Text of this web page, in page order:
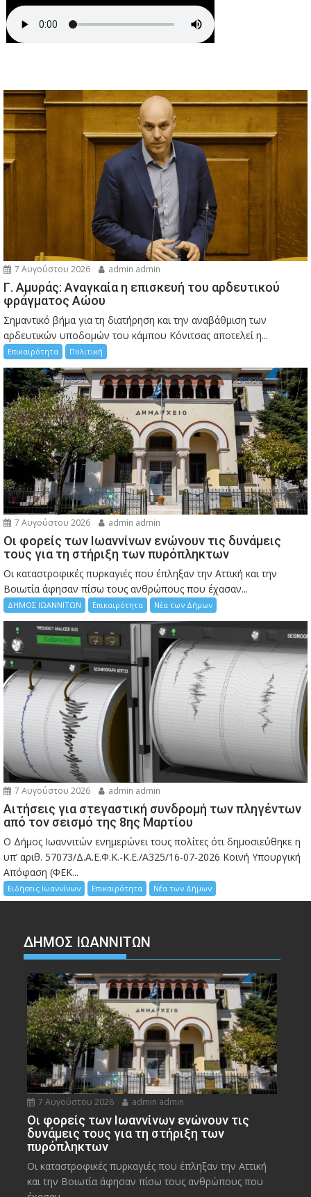
7 Αυγούστου 2026 admin admin
Γ. Αμυράς: Αναγκαία η επισκευή του αρδευτικού
φράγματος Αώου
Σημαντικό βήμα για τη διατήρηση και την αναβάθμιση των
αρδευτικών υποδομών του κάμπου Κόνιτσας αποτελεί η...
Επικαιρότητα Πολιτική
7 Αυγούστου 2026 admin admin
Οι φορείς των Ιωαννίνων ενώνουν τις δυνάμεις
τους για τη στήριξη των πυρόπληκτων
Οι καταστροφικές πυρκαγιές που έπληξαν την Αττική και την
Bοιωτία άφησαν πίσω τους ανθρώπους που έχασαν...
ΔΗΜΟΣ ΙΩΑΝΝΙΤΩΝ Επικαιρότητα Νέα των Δήμων
7 Αυγούστου 2026 admin admin
Αιτήσεις για στεγαστική συνδρομή των πληγέντων
από τον σεισμό της 8ης Μαρτίου
Ο Δήμος Ιωαννιτών ενημερώνει τους πολίτες ότι δημοσιεύθηκε η
υπ’ αριθ. 57073/Δ.Α.Ε.Φ.Κ.-Κ.Ε./Α325/16-07-2026 Κοινή Υπουργική
Απόφαση (ΦΕΚ...
Ειδήσεις Ιωαννίνων Επικαιρότητα Νέα των Δήμων
ΔΗΜΟΣ ΙΩΑΝΝΙΤΩΝ
7 Αυγούστου 2026 admin admin
Οι φορείς των Ιωαννίνων ενώνουν τις
δυνάμεις τους για τη στήριξη των
πυρόπληκτων
Οι καταστροφικές πυρκαγιές που έπληξαν την Αττική
και την Bοιωτία άφησαν πίσω τους ανθρώπους που